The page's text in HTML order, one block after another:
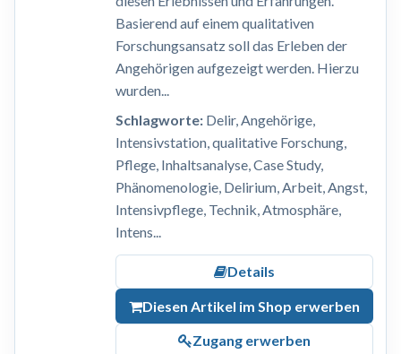
Basierend auf einem qualitativen
Forschungsansatz soll das Erleben der
Angehörigen aufgezeigt werden. Hierzu
wurden...
Schlagworte:Delir, Angehörige,
Intensivstation, qualitative Forschung,
Pflege, Inhaltsanalyse, Case Study,
Phänomenologie, Delirium, Arbeit, Angst,
Intensivpflege, Technik, Atmosphäre,
Intens...
Details
Diesen Artikel im Shop erwerben
Zugang erwerben